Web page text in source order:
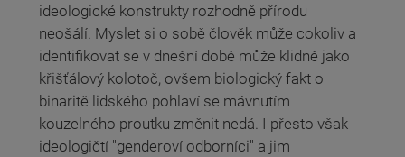
ideologické konstrukty rozhodně přírodu
neošálí. Myslet si o sobě člověk může cokoliv a
identifikovat se v dnešní době může klidně jako
křišťálový kolotoč, ovšem biologický fakt o
binaritě lidského pohlaví se mávnutím
kouzelného proutku změnit nedá. I přesto však
ideologičtí "genderoví odborníci" a jim